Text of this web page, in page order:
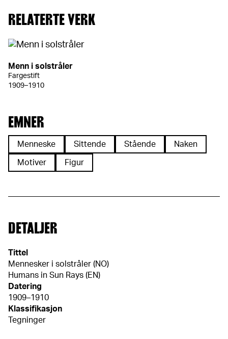
RELATERTE VERK
Menn i solstråler
Fargestift
1909–1910
EMNER
Menneske Sittende Stående Naken
Motiver Figur
DETALJER
Tittel
Mennesker i solstråler (NO)
Humans in Sun Rays (EN)
Datering
1909–1910
Klassifikasjon
Tegninger